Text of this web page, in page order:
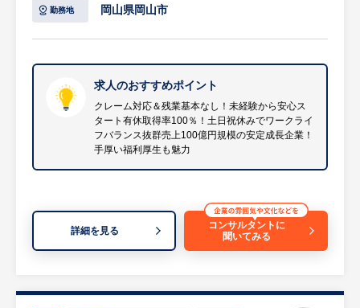
インのお仕事です！
◆クレーム対応なし
◆残業基本なし
◆本社オフィス内での電話受付のため、困っ
た時にもすぐにフォローできる環境です
・介護でお困りのお客様からの電話問い合わ
せ対応・サポート
・相談内容の担当部署や事業所への引き継
業務
勤務地 岡山県岡山市
求人のおすすめポイント
クレーム対応＆残業基本なし！未経験から安心ス
タート有休取得率100％！土日祝休みでワークライ
フバランス抜群売上100億円規模の安定成長企業！
手厚い福利厚生も魅力
詳細を見る
コンサルタントに
聞いてみる